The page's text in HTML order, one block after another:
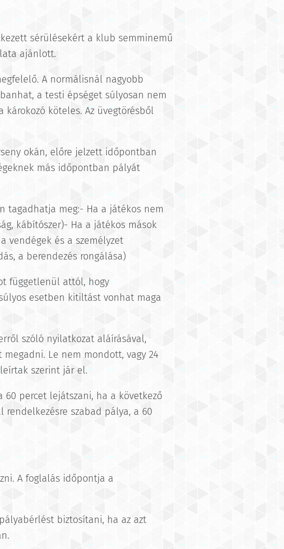
sérülésekért a klub semminemű
ajánlott.
A normálisnál nagyobb
a testi épséget súlyosan nem
köteles. Az üvegtörésből
okán, előre jelzett időpontban
más időpontban pályát
tagadhatja meg:- Ha a játékos nem
kábítószer)- Ha a játékos mások
vendégek és a személyzet
a berendezés rongálása)
függetlenül attól, hogy
esetben kitiltást vonhat maga
szóló nyilatkozat aláírásával,
Le nem mondott, vagy 24
szerint jár el.
60 percet lejátszani, ha a következő
szabad pálya, a 60
A foglalás időpontja a
biztosítani, ha az azt